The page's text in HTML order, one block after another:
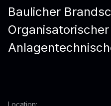
Baulicher
Location: